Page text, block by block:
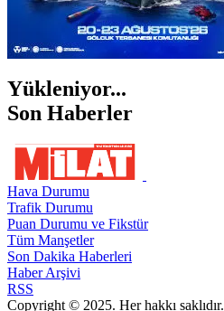
Yükleniyor...
Son Haberler
Hava Durumu
Trafik Durumu
Puan Durumu ve Fikstür
Tüm Manşetler
Son Dakika Haberleri
Haber Arşivi
RSS
Copyright © 2025. Her hakkı saklıdır.